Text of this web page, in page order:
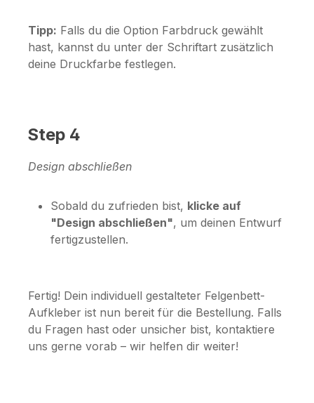
Tipp: Falls du die Option Farbdruck gewählt
hast, kannst du unter der Schriftart zusätzlich
deine Druckfarbe festlegen.
Step 4
Design abschließen
Sobald du zufrieden bist, klicke auf
"Design abschließen", um deinen Entwurf
fertigzustellen.
Fertig! Dein individuell gestalteter Felgenbett-
Aufkleber ist nun bereit für die Bestellung. Falls
du Fragen hast oder unsicher bist, kontaktiere
uns gerne vorab – wir helfen dir weiter!